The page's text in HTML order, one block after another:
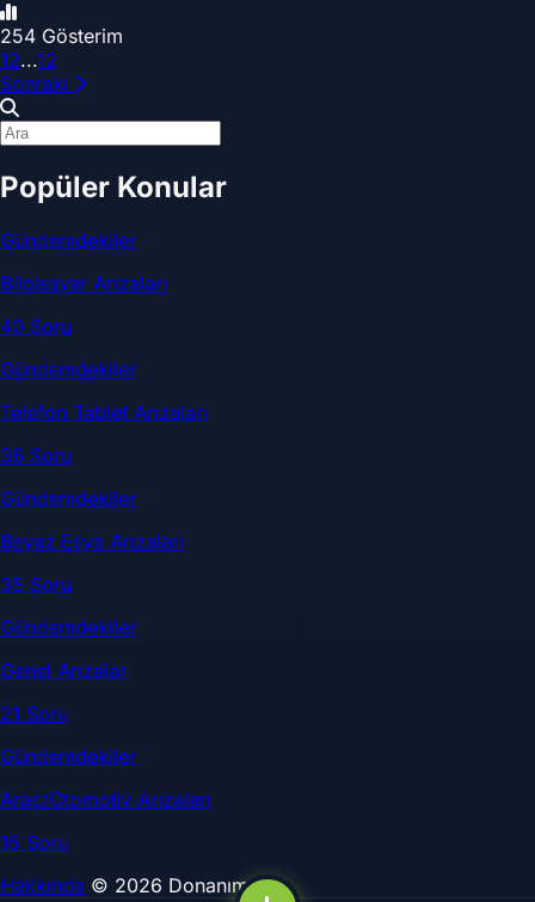
254 Gösterim
12...12
Sonraki
Popüler Konular
Gündemdekiler
Bilgisayar Arızaları
40 Soru
Gündemdekiler
Telefon Tablet Arızaları
36 Soru
Gündemdekiler
Beyaz Eşya Arızaları
35 Soru
Gündemdekiler
Genel Arızalar
21 Soru
Gündemdekiler
Araç/Otomotiv Arızaları
15 Soru
Hakkında © 2026 DonanımSor